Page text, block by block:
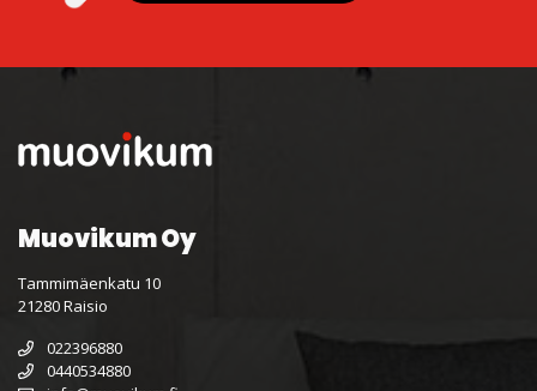
Muovikum Oy
Tammimäenkatu 10
21280 Raisio
022396880
0440534880